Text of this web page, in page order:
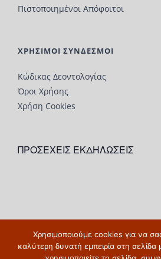
Πιστοποιημένοι Απόφοιτοι
ΧΡΗΣΙΜΟΙ ΣΥΝΔΕΣΜΟΙ
Κώδικας Δεοντολογίας
Όροι Χρήσης
Χρήση Cookies
ΠΡΟΣΕΧΕΙΣ ΕΚΔΗΛΩΣΕΙΣ
© Copyright 2019 |www.depsy.gr|
Χρησιμοποιούμε cookies για να
καλύτερη δυνατή εμπειρία στη